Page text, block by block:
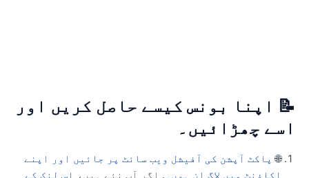
اپنا بونس کیسے حاصل کریں اور
چھڑائیں۔
🌐پاکٹ آپشن کی آفیشل ویب سائٹ پر جائیں اور اپنے
اکاؤنٹ میں لاگ ان ہوں۔. اگر آپ نئے ہیں،اس لنک کے